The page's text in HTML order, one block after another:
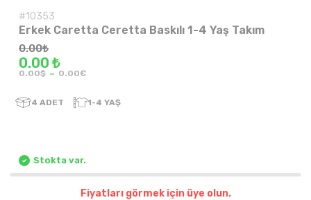
#10353
Erkek Caretta Ceretta Baskılı 1-4 Yaş Takım
0.00₺
0.00 ₺
0.00$ - 0.00€
4 ADET 1-4 YAŞ
Stokta var.
Fiyatları görmek için üye olun.